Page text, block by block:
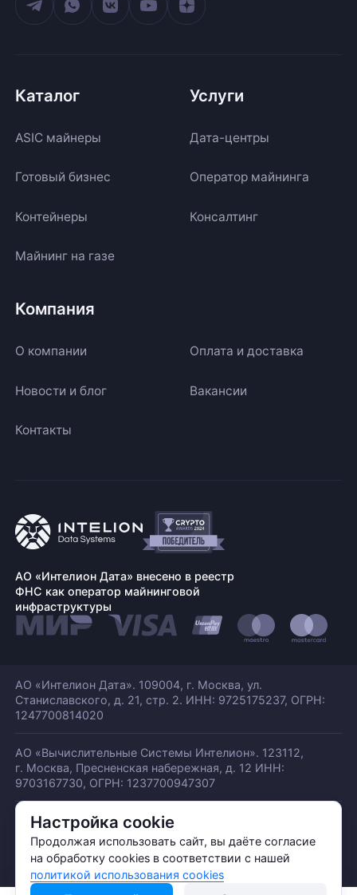
Настройка cookie
Продолжая использовать сайт, вы даёте согласие
на обработку cookies в соответствии с нашей
политикой использования cookies
Каталог
ASIC майнеры
Готовый бизнес
Контейнеры
Майнинг на газе
Услуги
Дата-центры
Оператор майнинга
Консалтинг
Компания
О компании Оплата и доставка
Новости и блог Вакансии
Контакты
АО «Интелион Дата» внесено в реестр
ФНС как оператор майнинговой
инфраструктуры
АО «Интелион Дата». 109004, г. Москва, ул.
Станиславского, д. 21, стр. 2. ИНН: 9725175237, ОГРН:
1247700814020
АО «Вычислительные Системы Интелион». 123112,
г. Москва, Пресненская набережная, д. 12 ИНН:
9703167730, ОГРН: 1237700947307
© АО «ИНТЕЛИОН ДАТА» 2026
Политика обработки ПДн
Политика конфиденциальности
Политика использования куки